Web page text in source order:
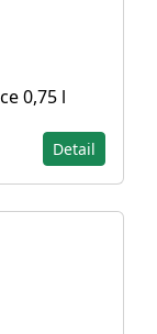
0,75 l
Detail